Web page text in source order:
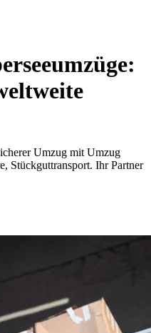
Umzug mit Umzug
Stückguttransport. Ihr Partner